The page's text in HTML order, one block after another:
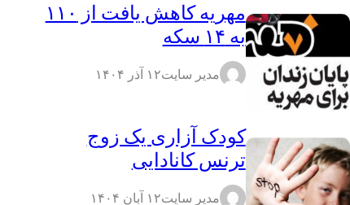
مهریه کاهش یافت از ۱۱۰
به ۱۴ سکه
مدیر سایت۱۲ آذر ۱۴۰۴
کودک آزاری یک زوج
ترنس کانادایی
مدیر سایت۱۲ آبان ۱۴۰۴